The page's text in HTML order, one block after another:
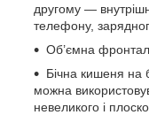
другому —
телефону,
Об’ємна
Бічна кишеня на
можна
невеликого і